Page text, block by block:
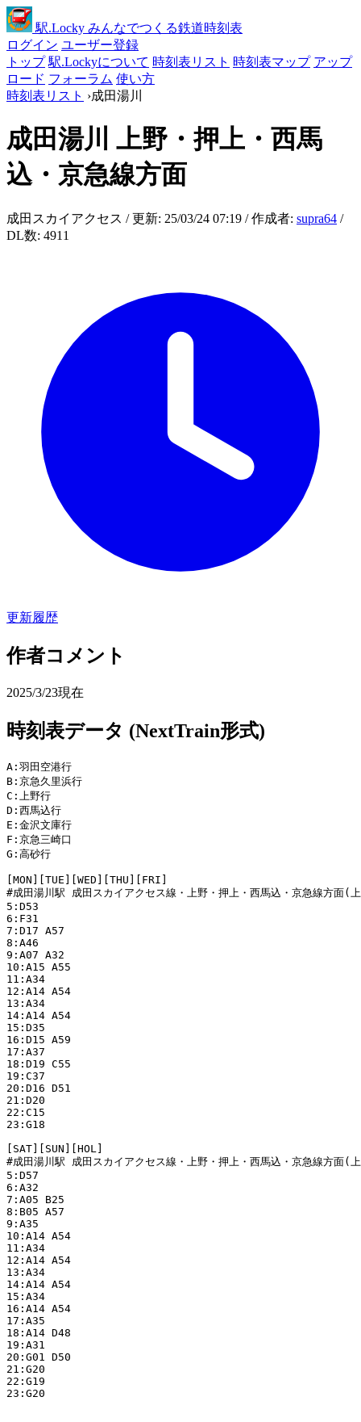
駅.Locky みんなでつくる鉄道時刻表
ログイン ユーザー登録
トップ 駅.Lockyについて 時刻表リスト 時刻表マップ アップ
ロード フォーラム 使い方
時刻表リスト ›成田湯川
成田湯川 上野・押上・西馬
込・京急線方面
成田スカイアクセス / 更新: 25/03/24 07:19 / 作成者: supra64 /
DL数: 4911
更新履歴
作者コメント
2025/3/23現在
時刻表データ (NextTrain形式)
A:羽田空港行
B:京急久里浜行
C:上野行
D:西馬込行
E:金沢文庫行
F:京急三崎口
G:高砂行
[MON][TUE][WED][THU][FRI]
#成田湯川駅 成田スカイアクセス線・上野・押上・西馬込・京急線方面(
5:D53
6:F31
7:D17 A57
8:A46
9:A07 A32
10:A15 A55
11:A34
12:A14 A54
13:A34
14:A14 A54
15:D35
16:D15 A59
17:A37
18:D19 C55
19:C37
20:D16 D51
21:D20
22:C15
23:G18
[SAT][SUN][HOL]
#成田湯川駅 成田スカイアクセス線・上野・押上・西馬込・京急線方面(
5:D57
6:A32
7:A05 B25
8:B05 A57
9:A35
10:A14 A54
11:A34
12:A14 A54
13:A34
14:A14 A54
15:A34
16:A14 A54
17:A35
18:A14 D48
19:A31
20:G01 D50
21:G20
22:G19
23:G20